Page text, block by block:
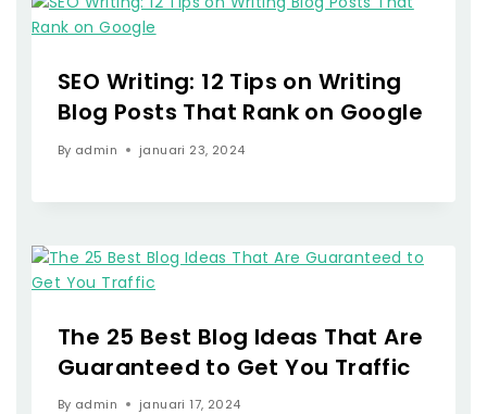
SEO Writing: 12 Tips on Writing
Blog Posts That Rank on Google
By admin januari 23, 2024
The 25 Best Blog Ideas That Are
Guaranteed to Get You Traffic
By admin januari 17, 2024